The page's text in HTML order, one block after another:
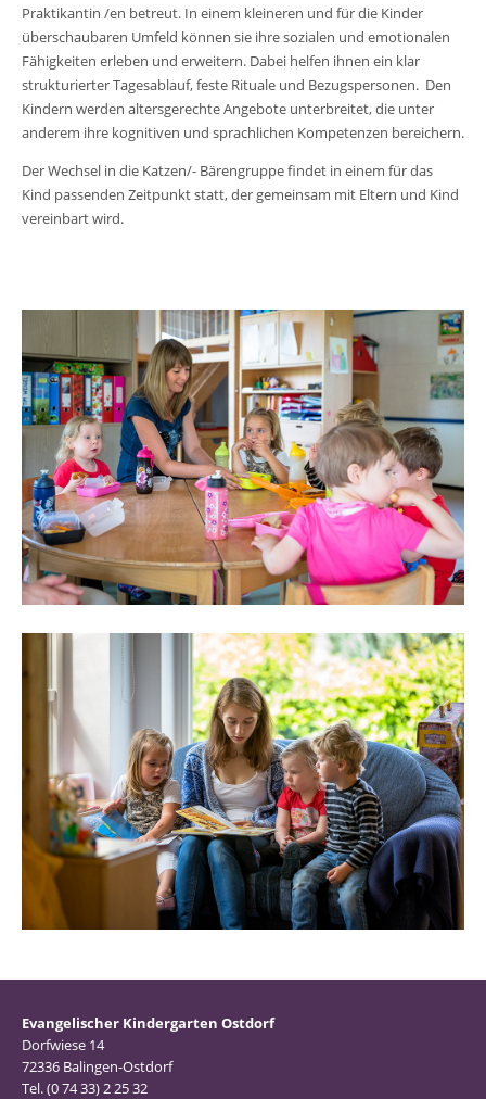
Praktikantin /en betreut. In einem kleineren und für die Kinder
überschaubaren Umfeld können sie ihre sozialen und emotionalen
Fähigkeiten erleben und erweitern. Dabei helfen ihnen ein klar
strukturierter Tagesablauf, feste Rituale und Bezugspersonen. Den
Kindern werden altersgerechte Angebote unterbreitet, die unter
anderem ihre kognitiven und sprachlichen Kompetenzen bereichern.
Der Wechsel in die Katzen/- Bärengruppe findet in einem für das
Kind passenden Zeitpunkt statt, der gemeinsam mit Eltern und Kind
vereinbart wird.
Evangelischer Kindergarten Ostdorf
Dorfwiese 14
72336 Balingen-Ostdorf
Tel. (0 74 33) 2 25 32